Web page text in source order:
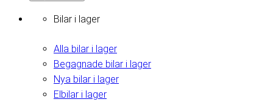
Bilar i lager
Alla bilar i lager
Begagnade bilar i lager
Nya bilar i lager
Elbilar i lager